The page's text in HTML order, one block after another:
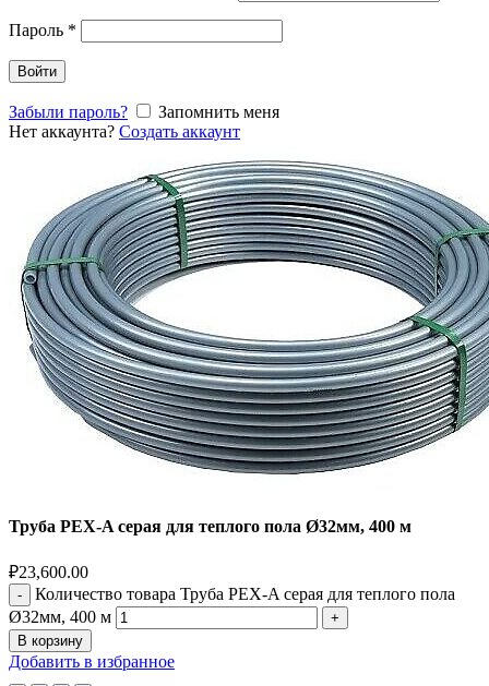
Пароль *
Войти
Забыли пароль?
Запомнить меня
Нет аккаунта? Создать аккаунт
Труба PEX-A серая для теплого пола Ø32мм, 400 м
₽23,600.00
Количество товара Труба PEX-A серая для теплого пола
Ø32мм, 400 м
В корзину
Добавить в избранное